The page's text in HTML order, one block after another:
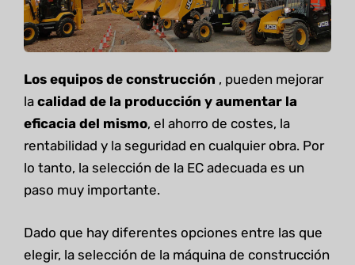
Los equipos de construcción , pueden mejorar
la calidad de la producción y aumentar la
eficacia del mismo, el ahorro de costes, la
rentabilidad y la seguridad en cualquier obra. Por
lo tanto, la selección de la EC adecuada es un
paso muy importante.
Dado que hay diferentes opciones entre las que
elegir, la selección de la máquina de construcción